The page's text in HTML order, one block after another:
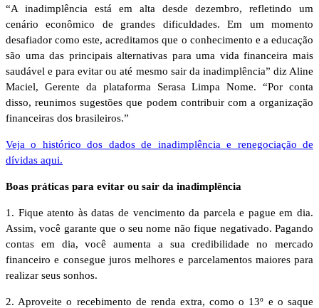
“A inadimplência está em alta desde dezembro, refletindo um
cenário econômico de grandes dificuldades. Em um momento
desafiador como este, acreditamos que o conhecimento e a educação
são uma das principais alternativas para uma vida financeira mais
saudável e para evitar ou até mesmo sair da inadimplência” diz Aline
Maciel, Gerente da plataforma Serasa Limpa Nome. “Por conta
disso, reunimos sugestões que podem contribuir com a organização
financeiras dos brasileiros.”
Veja o histórico dos dados de inadimplência e renegociação de
dívidas aqui.
Boas práticas para evitar ou sair da inadimplência
1. Fique atento às datas de vencimento da parcela e pague em dia.
Assim, você garante que o seu nome não fique negativado. Pagando
contas em dia, você aumenta a sua credibilidade no mercado
financeiro e consegue juros melhores e parcelamentos maiores para
realizar seus sonhos.
2. Aproveite o recebimento de renda extra, como o 13º e o saque